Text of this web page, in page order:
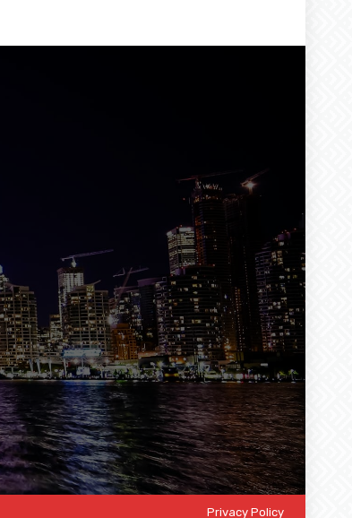
Privacy Policy